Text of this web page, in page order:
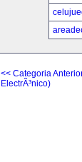
<< Categoria
ElectrÃ³nico)